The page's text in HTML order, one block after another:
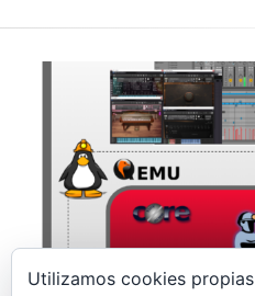
Utilizamos cookies